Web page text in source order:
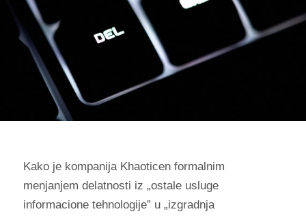
Kako je kompanija Khaoticen formalnim
menjanjem delatnosti iz „ostale usluge
informacione tehnologije” u „izgradnja